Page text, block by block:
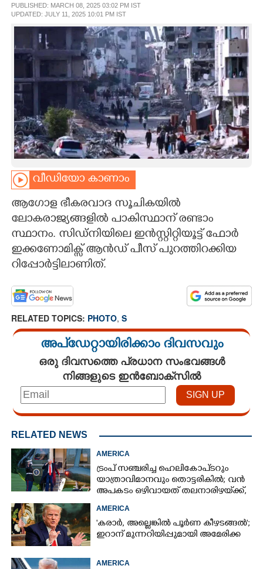
SPIRITUAL
INFO+
ART
ASTRO
LITERATURE
ZOOM
CONTACT US
PUBLISHED: MARCH 08, 2025 03:02 PM IST
UPDATED: JULY 11, 2025 10:01 PM IST
വീഡിയോ കാണാം
ആഗോള ഭീകരവാദ സൂചികയിൽ
ലോകരാജ്യങ്ങളിൽ പാകിസ്ഥാന് രണ്ടാം
സ്ഥാനം. സിഡ്നിയിലെ ഇൻസ്റ്റിറ്റിയൂട്ട് ഫോർ
ഇക്കണോമിക്സ് ആൻഡ് പീസ് പുറത്തിറക്കിയ
റിപ്പോർട്ടിലാണിത്.
RELATED TOPICS: PHOTO, S
അപ്ഡേറ്റായിരിക്കാം ദിവസവും
ഒരു ദിവസത്തെ പ്രധാന സംഭവങ്ങൾ
നിങ്ങളുടെ ഇൻബോക്സിൽ
RELATED NEWS
AMERICA
ട്രംപ് സഞ്ചരിച്ച ഹെലികോപ്‌ടറും
യാത്രാവിമാനവും തൊട്ടരികിൽ; വൻ
അപകടം ഒഴിവായത് തലനാരിഴയ്‌ക്ക്,
AMERICA
'കരാർ, അല്ലെങ്കിൽ പൂർണ കീഴടങ്ങൽ';
ഇറാന് മുന്നറിയിപ്പുമായി അമേരിക്ക
AMERICA